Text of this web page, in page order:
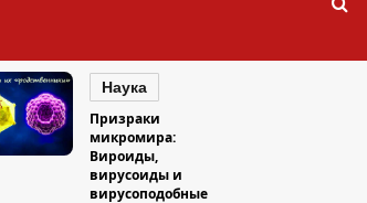
Наука
Призраки
микромира:
Вироиды,
вирусоиды и
вирусоподобные